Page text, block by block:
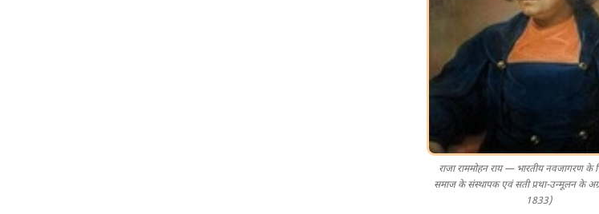
राजा राममोहन राय — भारतीय नवजागरण के
समाज के संस्थापक एवं सती प्रथा-उन्मूलन के
1833)